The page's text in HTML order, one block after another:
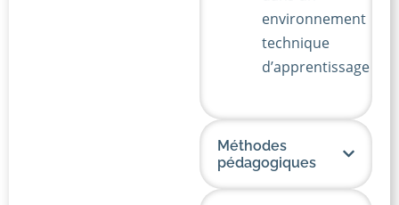
environnement
technique
d’apprentissage
Méthodes
pédagogiques